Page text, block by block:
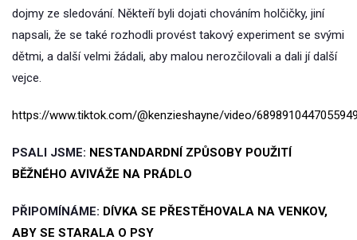
dojmy ze sledování. Někteří byli dojati chováním holčičky, jiní
napsali, že se také rozhodli provést takový experiment se svými
dětmi, a další velmi žádali, aby malou nerozčilovali a dali jí další
vejce.
https://www.tiktok.com/@kenzieshayne/video/
PSALI JSME: NESTANDARDNÍ ZPŮSOBY POUŽITÍ
BĚŽNÉHO AVIVÁŽE NA PRÁDLO
PŘIPOMÍNÁME: DÍVKA SE PŘESTĚHOVALA NA VENKOV,
ABY SE STARALA O PSY